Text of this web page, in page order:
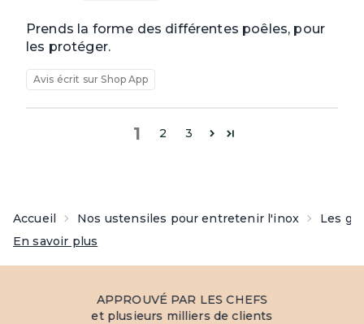
Prends la forme des différentes poêles, pour
les protéger.
Avis écrit sur Shop App
1 2 3
Accueil Nos ustensiles pour entretenir l'inox
Les
En savoir plus
APPROUVÉ PAR LES CHEFS
et plusieurs milliers de clients